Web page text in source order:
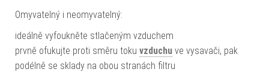
Omyvatelný i neomyvatelný:
ideálně vyfoukněte stlačeným vzduchem
prvně ofukujte proti směru toku vzduchu ve vysavači, pak
podélně se sklady na obou stranách filtru